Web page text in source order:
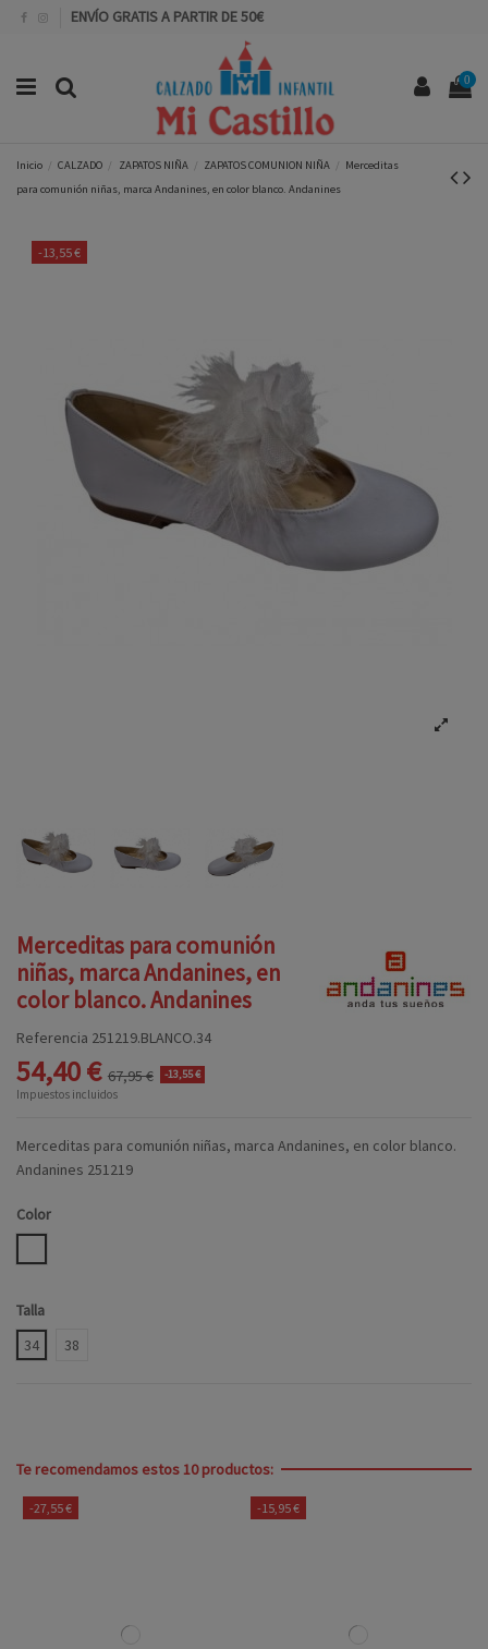
ENVÍO GRATIS A PARTIR DE 50€
0
Inicio CALZADO ZAPATOS NIÑA ZAPATOS COMUNION NIÑA
Merceditas
para comunión niñas, marca Andanines, en color blanco. Andanines
-13,55 €
Merceditas para comunión
niñas, marca Andanines, en
color blanco. Andanines
Referencia 251219.BLANCO.34
54,40 € 67,95 € -13,55 €
Impuestos incluidos
Merceditas para comunión niñas, marca Andanines, en color blanco.
Andanines 251219
Color
Talla
34
38
Te recomendamos estos 10 productos:
-27,55 € -15,95 €